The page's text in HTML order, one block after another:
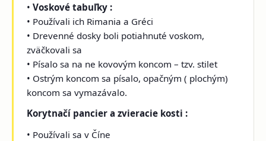
•Voskové tabuľky :
• Používali ich Rimania a Gréci
• Drevenné dosky boli potiahnuté voskom,
zväčkovali sa
• Písalo sa na ne kovovým koncom – tzv. stilet
• Ostrým koncom sa písalo, opačným ( plochým)
koncom sa vymazávalo.
Korytnačí pancier a zvieracie kosti :
• Používali sa v Číne